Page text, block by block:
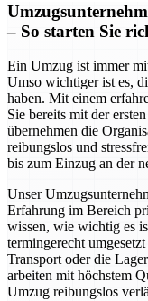
– So starten Sie
Ein Umzug ist immer
Umso wichtiger ist es,
haben. Mit einem
Sie bereits mit der
übernehmen die
reibungslos und
bis zum Einzug an der
Unser
Erfahrung im Bereich
wissen, wie wichtig es
termingerecht
Transport oder die
arbeiten mit höchstem
Umzug reibungslos